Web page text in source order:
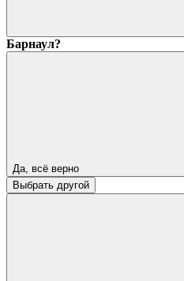
Барнаул?
Да, всё верно
Выбрать другой